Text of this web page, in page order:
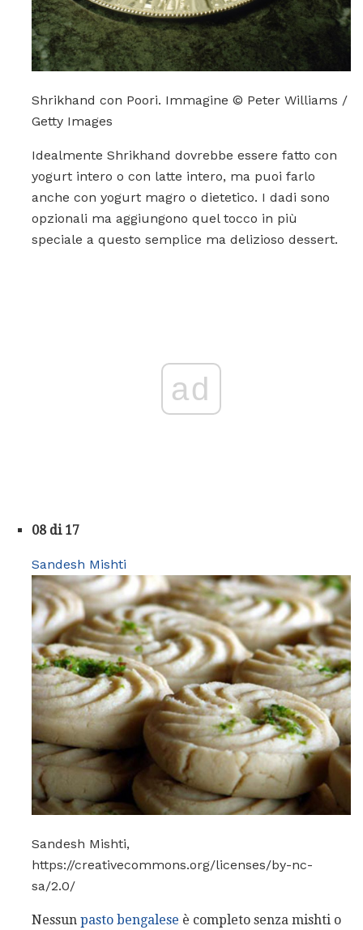
Shrikhand con Poori. Immagine © Peter Williams /
Getty Images
Idealmente Shrikhand dovrebbe essere fatto con
yogurt intero o con latte intero, ma puoi farlo
anche con yogurt magro o dietetico. I dadi sono
opzionali ma aggiungono quel tocco in più
speciale a questo semplice ma delizioso dessert.
ad
08 di 17
Sandesh Mishti
Sandesh Mishti,
https://creativecommons.org/licenses/by-nc-
sa/2.0/
Nessun pasto bengalese è completo senza mishti o